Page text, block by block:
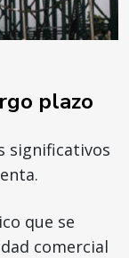
plazo
significativos
que se
comercial